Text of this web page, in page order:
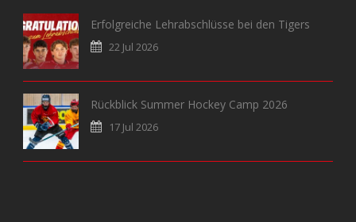
Erfolgreiche Lehrabschlüsse bei den Tigers
22 Jul 2026
Rückblick Summer Hockey Camp 2026
17 Jul 2026